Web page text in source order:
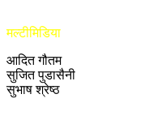
मल्टीमिडिया
आदित गौतम
सुजित पुडासैनी
सुभाष श्रेष्ठ